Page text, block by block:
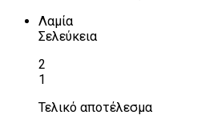
Λαμία
Σελεύκεια
2
1
Τελικό αποτέλεσμα